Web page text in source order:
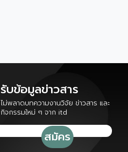
รับข้อมูลข่าวสาร
ไม่พลาดบทความงานวิจัย ข่าวสาร และ
กิจกรรมใหม่ ๆ จาก itd